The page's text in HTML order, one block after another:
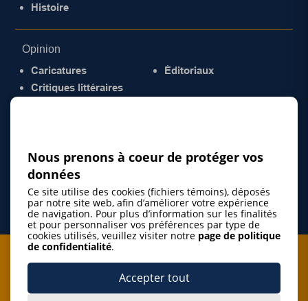
Histoire
Opinion
Caricatures
Critiques littéraires
Éditoriaux
Je m'abonne à l'infolettre
Nous prenons à coeur de protéger vos
données
Ce site utilise des cookies (fichiers témoins), déposés
par notre site web, afin d’améliorer votre expérience
de navigation. Pour plus d’information sur les finalités
et pour personnaliser vos préférences par type de
cookies utilisés, veuillez visiter notre page de politique
de confidentialité.
Accepter tout